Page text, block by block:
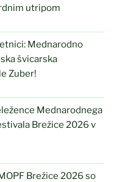
utripom
Mednarodno
švicarska
Zuber!
Mednarodnega
Brežice 2026 v
Brežice 2026 so